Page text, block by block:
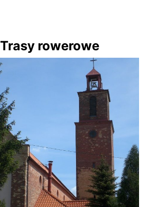
Trasy rowerowe